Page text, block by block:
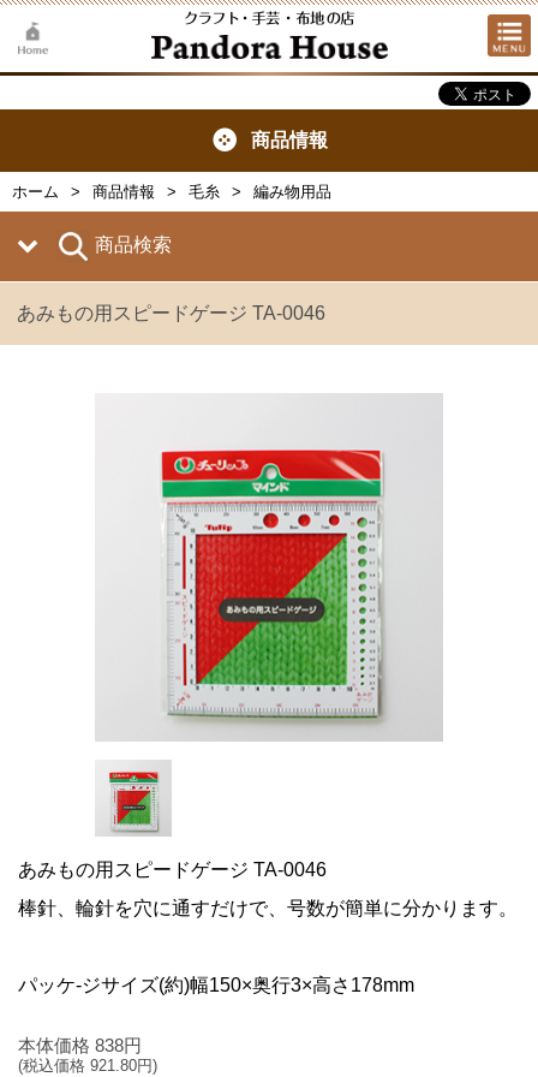
商品情報
ホーム 商品情報 毛糸 編み物用品
商品検索
あみもの用スピードゲージ TA-0046
あみもの用スピードゲージ TA-0046
棒針、輪針を穴に通すだけで、号数が簡単に分かります。
パッケ-ジサイズ(約)幅150×奥行3×高さ178mm
本体価格 838円
(税込価格 921.80円)